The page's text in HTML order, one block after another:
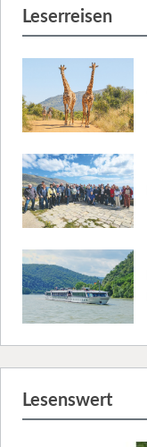
Leserreisen
Lesenswert